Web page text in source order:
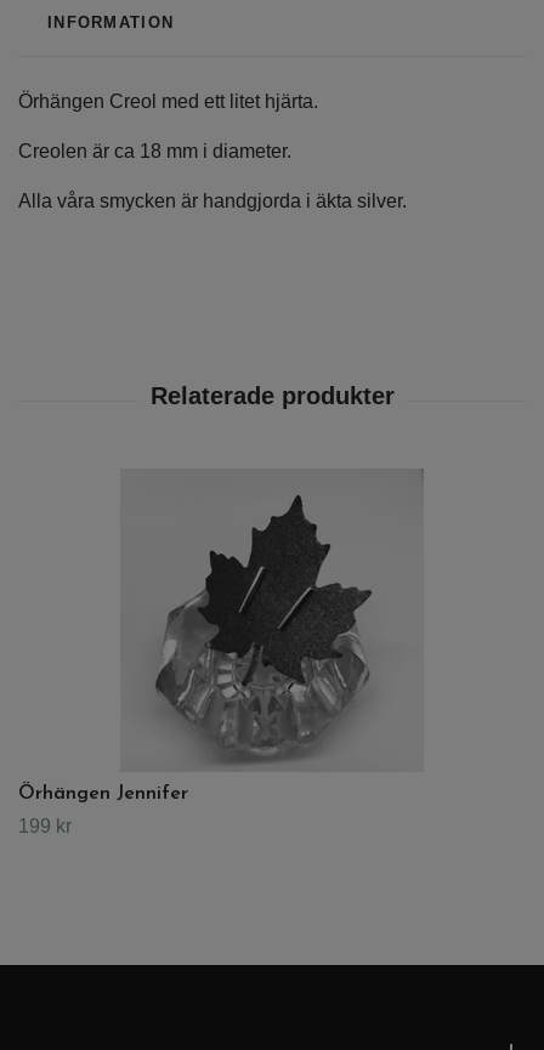
INFORMATION
Örhängen Creol med ett litet hjärta.
Creolen är ca 18 mm i diameter.
Alla våra smycken är handgjorda i äkta silver.
Örhängen Jennifer
199 kr